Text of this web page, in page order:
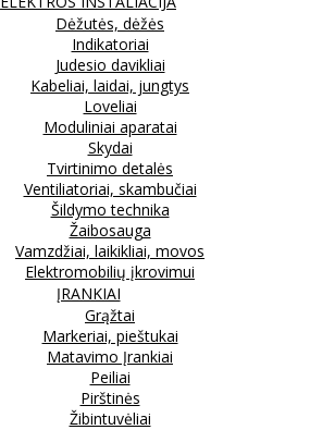
Dėžutės, dėžės
Indikatoriai
Judesio davikliai
Kabeliai, laidai, jungtys
Loveliai
Moduliniai aparatai
Skydai
Tvirtinimo detalės
Ventiliatoriai, skambučiai
Šildymo technika
Žaibosauga
Vamzdžiai, laikikliai, movos
Elektromobilių įkrovimui
ĮRANKIAI
Grąžtai
Markeriai, pieštukai
Matavimo Įrankiai
Peiliai
Pirštinės
Žibintuvėliai